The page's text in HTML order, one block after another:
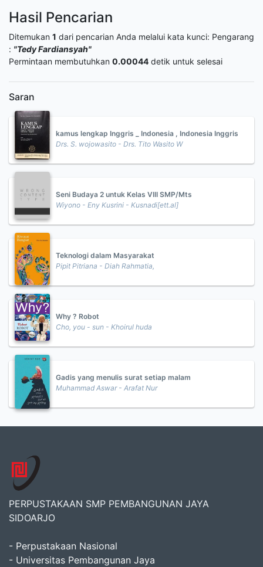
Hasil Pencarian
Ditemukan 1 dari pencarian Anda melalui kata kunci: Pengarang
: "Tedy Fardiansyah"
Permintaan membutuhkan 0.00044 detik untuk selesai
Saran
kamus lengkap Inggris _ Indonesia , Indonesia Inggris
Drs. S. wojowasito - Drs. Tito Wasito W
Seni Budaya 2 untuk Kelas VIII SMP/Mts
Wiyono - Eny Kusrini - Kusnadi[ett.al]
Teknologi dalam Masyarakat
Pipit Pitriana - Diah Rahmatia,
Why ? Robot
Cho, you - sun - Khoirul huda
Gadis yang menulis surat setiap malam
Muhammad Aswar - Arafat Nur
PERPUSTAKAAN SMP PEMBANGUNAN JAYA
SIDOARJO
- Perpustakaan Nasional
- Universitas Pembangunan Jaya